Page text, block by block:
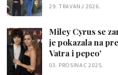
29. TRAVANJ 2026.
Miley Cyrus se
je pokazala na
Vatra i pepeo'
03. PROSINAC 2025.